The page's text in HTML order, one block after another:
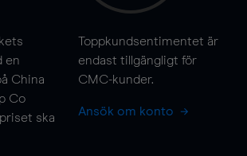
en
China
Co
ska
Toppkundsentimentet är
endast tillgängligt för
CMC-kunder.
Ansök om konto